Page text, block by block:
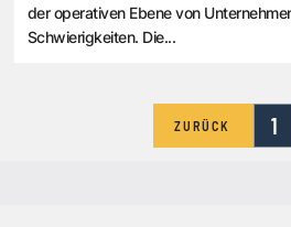
der operativen Ebene von
Schwierigkeiten. Die...
ZURÜCK 1